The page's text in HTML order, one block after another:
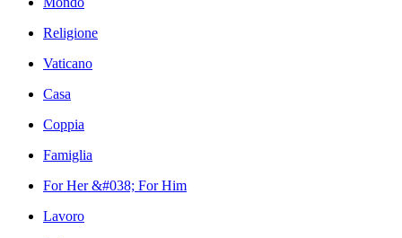
Religione
Vaticano
Casa
Coppia
Famiglia
For Her &#038; For Him
Lavoro